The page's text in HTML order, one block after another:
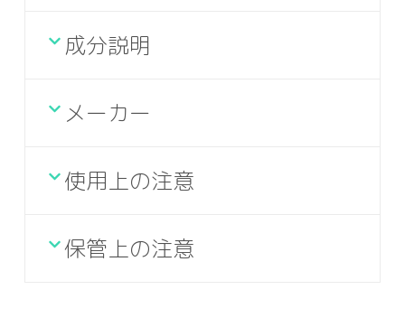
成分説明
メーカー
使用上の注意
保管上の注意